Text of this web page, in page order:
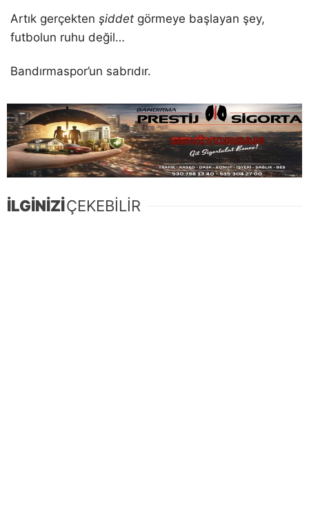
Artık gerçekten şiddet görmeye başlayan şey,
futbolun ruhu değil…
Bandırmaspor’un sabrıdır.
İLGİNİZİÇEKEBİLİR